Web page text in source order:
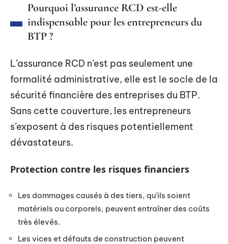
Pourquoi l’assurance RCD est-elle
indispensable pour les entrepreneurs du
BTP ?
L’assurance RCD n’est pas seulement une
formalité administrative, elle est le socle de la
sécurité financière des entreprises du BTP.
Sans cette couverture, les entrepreneurs
s’exposent à des risques potentiellement
dévastateurs.
Protection contre les risques financiers
Les dommages causés à des tiers, qu’ils soient
matériels ou corporels, peuvent entraîner des coûts
très élevés.
Les vices et défauts de construction peuvent